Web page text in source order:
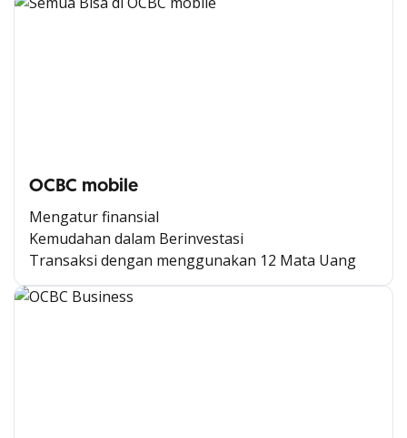
OCBC mobile
Mengatur finansial
Kemudahan dalam Berinvestasi
Transaksi dengan menggunakan 12 Mata Uang